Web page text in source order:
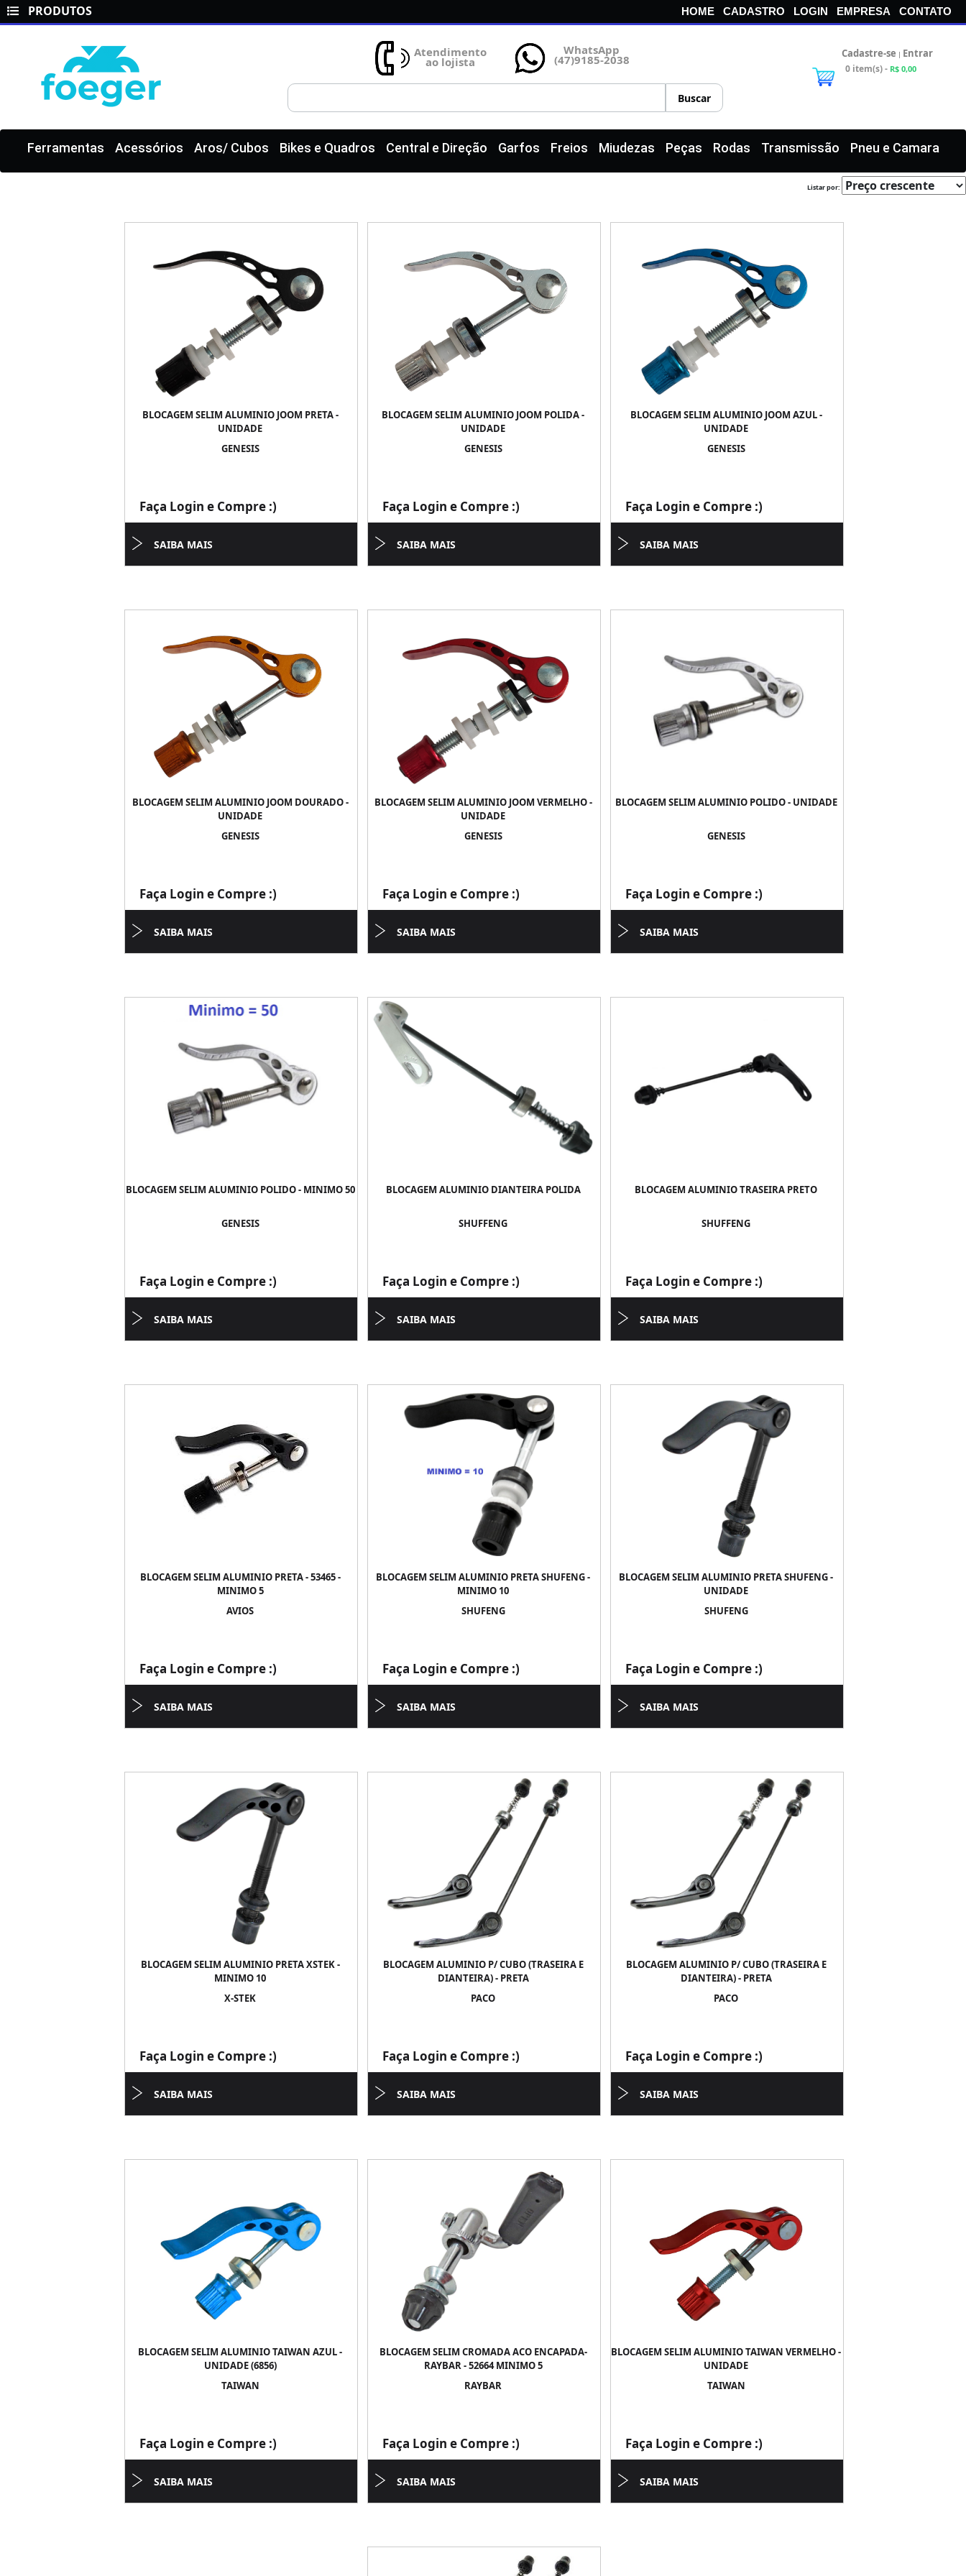
HOME CADASTRO LOGIN EMPRESA CONTATO
PRODUTOS
Atendimento
ao lojista
WhatsApp
(47)9185-2038 Cadastre-se | Entrar
0 item(s) - R$ 0,00
Ferramentas Acessórios Aros/ Cubos Bikes e Quadros Central e Direção Garfos Freios Miudezas Peças Rodas Transmissão Pneu e Camara
Listar por:
BLOCAGEM SELIM ALUMINIO JOOM PRETA -
UNIDADE
GENESIS
Faça Login e Compre :)
SAIBA MAIS
BLOCAGEM SELIM ALUMINIO JOOM POLIDA -
UNIDADE
GENESIS
Faça Login e Compre :)
SAIBA MAIS
BLOCAGEM SELIM ALUMINIO JOOM AZUL -
UNIDADE
GENESIS
Faça Login e Compre :)
SAIBA MAIS
BLOCAGEM SELIM ALUMINIO JOOM DOURADO -
UNIDADE
GENESIS
Faça Login e Compre :)
SAIBA MAIS
BLOCAGEM SELIM ALUMINIO JOOM VERMELHO -
UNIDADE
GENESIS
Faça Login e Compre :)
SAIBA MAIS
BLOCAGEM SELIM ALUMINIO POLIDO - UNIDADE
GENESIS
Faça Login e Compre :)
SAIBA MAIS
BLOCAGEM SELIM ALUMINIO POLIDO - MINIMO 50
GENESIS
Faça Login e Compre :)
SAIBA MAIS
BLOCAGEM ALUMINIO DIANTEIRA POLIDA
SHUFFENG
Faça Login e Compre :)
SAIBA MAIS
BLOCAGEM ALUMINIO TRASEIRA PRETO
SHUFFENG
Faça Login e Compre :)
SAIBA MAIS
BLOCAGEM SELIM ALUMINIO PRETA - 53465 -
MINIMO 5
AVIOS
Faça Login e Compre :)
SAIBA MAIS
BLOCAGEM SELIM ALUMINIO PRETA SHUFENG -
MINIMO 10
SHUFENG
Faça Login e Compre :)
SAIBA MAIS
BLOCAGEM SELIM ALUMINIO PRETA SHUFENG -
UNIDADE
SHUFENG
Faça Login e Compre :)
SAIBA MAIS
BLOCAGEM SELIM ALUMINIO PRETA XSTEK -
MINIMO 10
X-STEK
Faça Login e Compre :)
SAIBA MAIS
BLOCAGEM ALUMINIO P/ CUBO (TRASEIRA E
DIANTEIRA) - PRETA
PACO
Faça Login e Compre :)
SAIBA MAIS
BLOCAGEM ALUMINIO P/ CUBO (TRASEIRA E
DIANTEIRA) - PRETA
PACO
Faça Login e Compre :)
SAIBA MAIS
BLOCAGEM SELIM ALUMINIO TAIWAN AZUL -
UNIDADE (6856)
TAIWAN
Faça Login e Compre :)
SAIBA MAIS
BLOCAGEM SELIM CROMADA ACO ENCAPADA-
RAYBAR - 52664 MINIMO 5
RAYBAR
Faça Login e Compre :)
SAIBA MAIS
BLOCAGEM SELIM ALUMINIO TAIWAN VERMELHO -
UNIDADE
TAIWAN
Faça Login e Compre :)
SAIBA MAIS